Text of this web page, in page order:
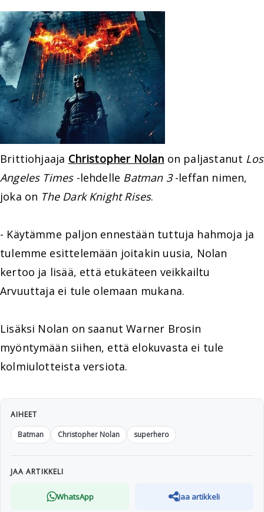
Brittiohjaaja Christopher Nolan on paljastanut Los
Angeles Times-lehdelle Batman 3-leffan nimen,
joka on The Dark Knight Rises.
- Käytämme paljon ennestään tuttuja hahmoja ja
tulemme esittelemään joitakin uusia, Nolan
kertoo ja lisää, että etukäteen veikkailtu
Arvuuttaja ei tule olemaan mukana.
Lisäksi Nolan on saanut Warner Brosin
myöntymään siihen, että elokuvasta ei tule
kolmiulotteista versiota.
AIHEET
Batman
Christopher Nolan superhero
JAA ARTIKKELI
WhatsApp Jaa artikkeli